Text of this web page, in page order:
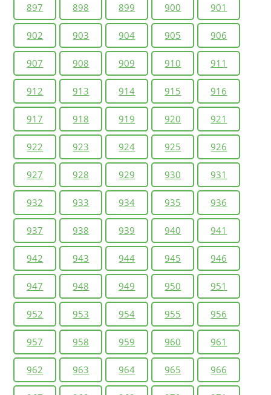
897 898 899 900 901
902 903 904 905 906
907 908 909 910 911
912 913 914 915 916
917 918 919 920 921
922 923 924 925 926
927 928 929 930 931
932 933 934 935 936
937 938 939 940 941
942 943 944 945 946
947 948 949 950 951
952 953 954 955 956
957 958 959 960 961
962 963 964 965 966